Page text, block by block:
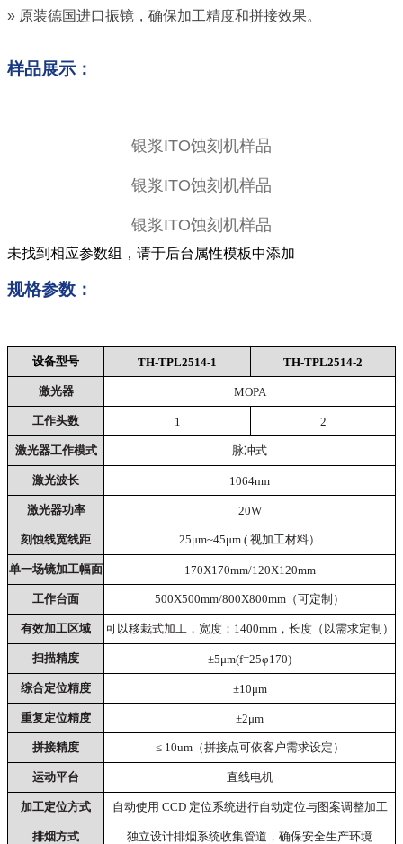
» 原装德国进口振镜，确保加工精度和拼接效果。
样品展示：
银浆ITO蚀刻机样品
银浆ITO蚀刻机样品
银浆ITO蚀刻机样品
未找到相应参数组，请于后台属性模板中添加
规格参数：
设备型号 TH-TPL2514-1 TH-TPL2514-2
激光器 MOPA
工作头数 1 2
激光器工作模式 脉冲式
激光波长 1064nm
激光器功率 20W
刻蚀线宽线距 25μm~45μm ( 视加工材料）
单一场镜加工幅面 170X170mm/120X120mm
工作台面 500X500mm/800X800mm（可定制）
有效加工区域 可以移栽式加工，宽度：1400mm，长度（以需求定制）
扫描精度 ±5μm(f=25φ170)
综合定位精度 ±10μm
重复定位精度 ±2μm
拼接精度 ≤ 10um（拼接点可依客户需求设定）
运动平台 直线电机
加工定位方式 自动使用 CCD 定位系统进行自动定位与图案调整加工
排烟方式 独立设计排烟系统收集管道，确保安全生产环境